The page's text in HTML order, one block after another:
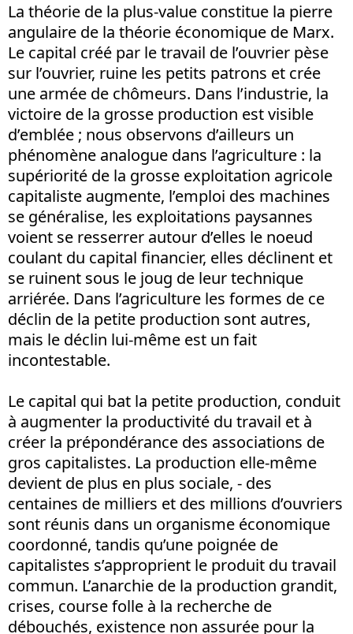
La théorie de la plus-value constitue la pierre
angulaire de la théorie économique de Marx.
Le capital créé par le travail de l’ouvrier pèse
sur l’ouvrier, ruine les petits patrons et crée
une armée de chômeurs. Dans l’industrie, la
victoire de la grosse production est visible
d’emblée ; nous observons d’ailleurs un
phénomène analogue dans l’agriculture : la
supériorité de la grosse exploitation agricole
capitaliste augmente, l’emploi des machines
se généralise, les exploitations paysannes
voient se resserrer autour d’elles le noeud
coulant du capital financier, elles déclinent et
se ruinent sous le joug de leur technique
arriérée. Dans l’agriculture les formes de ce
déclin de la petite production sont autres,
mais le déclin lui-même est un fait
incontestable.
Le capital qui bat la petite production, conduit
à augmenter la productivité du travail et à
créer la prépondérance des associations de
gros capitalistes. La production elle-même
devient de plus en plus sociale, - des
centaines de milliers et des millions d’ouvriers
sont réunis dans un organisme économique
coordonné, tandis qu’une poignée de
capitalistes s’approprient le produit du travail
commun. L’anarchie de la production grandit,
crises, course folle à la recherche de
débouchés, existence non assurée pour la